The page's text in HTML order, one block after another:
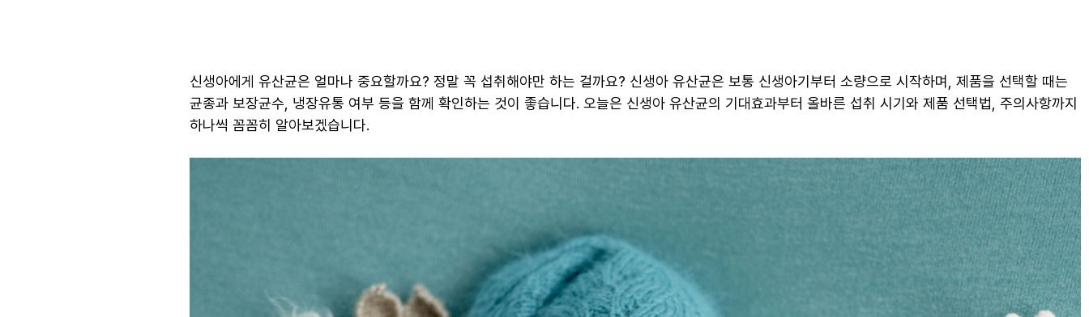
신생아에게 유산균은 얼마나 중요할까요? 정말 꼭 섭취해야만 하는 걸까요? 신생아 유산균은 보통 신생아기부터 소량으로 시작하며, 제품을 선택할 때는
균종과 보장균수, 냉장유통 여부 등을 함께 확인하는 것이 좋습니다. 오늘은 신생아 유산균의 기대효과부터 올바른 섭취 시기와 제품 선택법, 주의사항까지
하나씩 꼼꼼히 알아보겠습니다.